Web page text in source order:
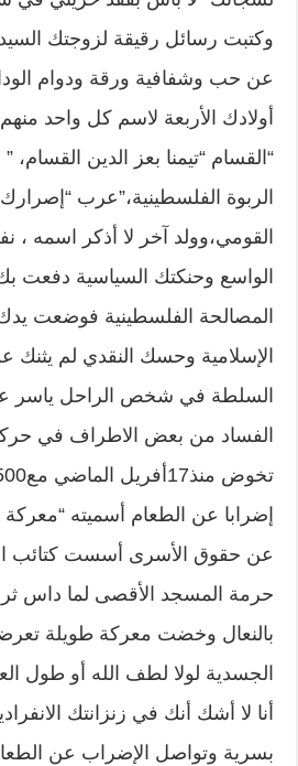
وكتبت رسائل رقيقة لزوجتك
عن حب وشفافية ورقة ودوام
أولادك الأربعة لاسم كل واحد
“القسام “تيمنا بعز الدين القسام،
الربوة الفلسطينية،”عرب
القومي،وولد آخر لا أذكر اسمه
الواسع وحنكتك السياسية دفعت
المصالحة الفلسطينية فوضعت
الإسلامية وحسك النقدي لم يثنك
السلطة في شخص الراحل ياسر
الفساد من بعض الاطراف في
إضرابا عن الطعام أسميته “معركة
عن حقوق الأسرى أسست كتائب
حرمة المسجد الأقصى لما داس
بالنعال وخضت معركة طويلة
الجسدية لولا لطف الله أو طول
أنا لا أشك أنك في زنزانتك
بسرية وتواصل الإضراب عن